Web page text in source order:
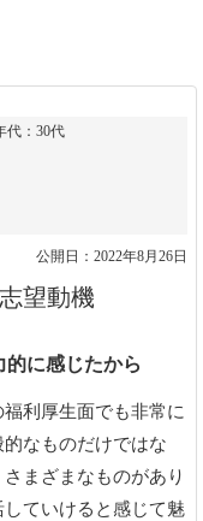
代：30代
公開日：2022年8月26日
望動機
的に感じたから
利厚生面でも非常に
なものだけではな
まざまなものがあり
ていけると感じて魅